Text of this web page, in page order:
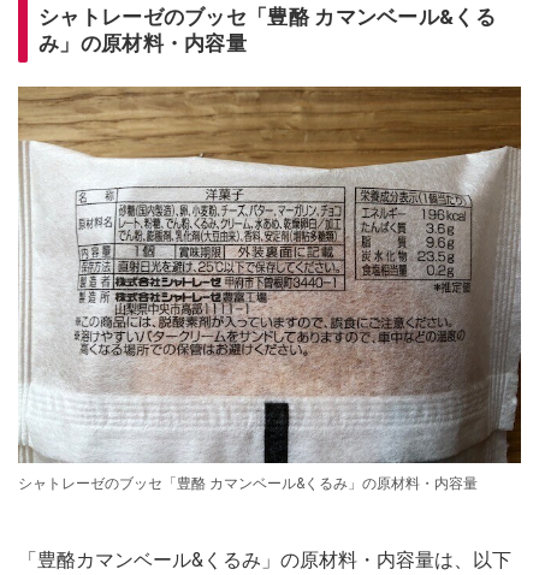
シャトレーゼのブッセ「豊酪 カマンベール&くる
み」の原材料・内容量
シャトレーゼのブッセ「豊酪 カマンベール&くるみ」の原材料・内容量
「豊酪カマンベール&くるみ」の原材料・内容量は、以下